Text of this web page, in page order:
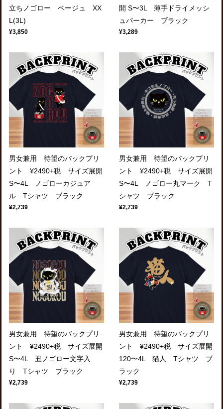
立ちノゴロー ベージュ XX
L(3L)
¥3,850
開 S〜3L 薄手ドライメッシ
ュパーカー ブラック
¥3,289
男女兼用 待望のバックプリ
ント ¥2490+税 サイズ展開
S〜4L ノゴローカジュア
ル Tシャツ ブラック
¥2,739
男女兼用 待望のバックプリ
ント ¥2490+税 サイズ展開
S〜4L ノゴロー丸マーク T
シャツ ブラック
¥2,739
男女兼用 待望のバックプリ
ント ¥2490+税 サイズ展開
S〜4L 丑ノゴロー文字入
り Tシャツ ブラック
¥2,739
男女兼用 待望のバックプリ
ント ¥2490+税 サイズ展開
120〜4L 猫人 Tシャツ ブ
ラック
¥2,739